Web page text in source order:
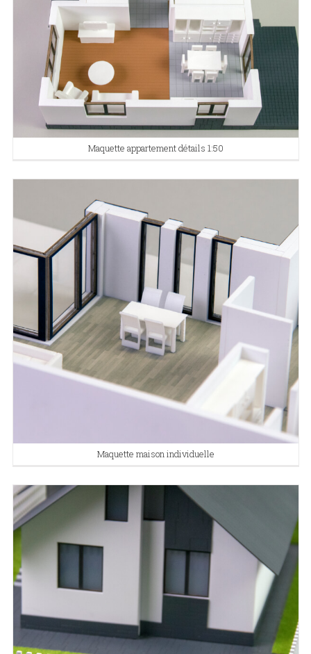
Maquette appartement détails 1:50
Maquette maison individuelle